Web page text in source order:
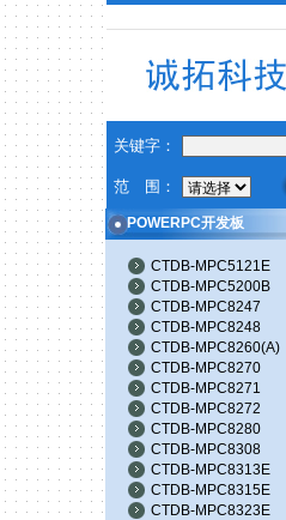
关键字：
范 围：
POWERPC开发板
CTDB-MPC5121E
CTDB-MPC5200B
CTDB-MPC8247
CTDB-MPC8248
CTDB-MPC8260(A)
CTDB-MPC8270
CTDB-MPC8271
CTDB-MPC8272
CTDB-MPC8280
CTDB-MPC8308
CTDB-MPC8313E
CTDB-MPC8315E
CTDB-MPC8323E